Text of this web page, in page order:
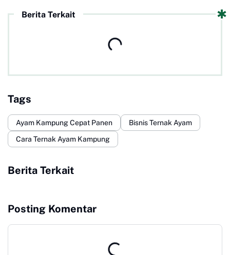
Berita Terkait
Tags
Ayam Kampung Cepat Panen
Bisnis Ternak Ayam
Cara Ternak Ayam Kampung
Berita Terkait
Posting Komentar